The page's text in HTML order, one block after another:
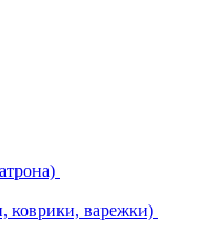
коврики, варежки)